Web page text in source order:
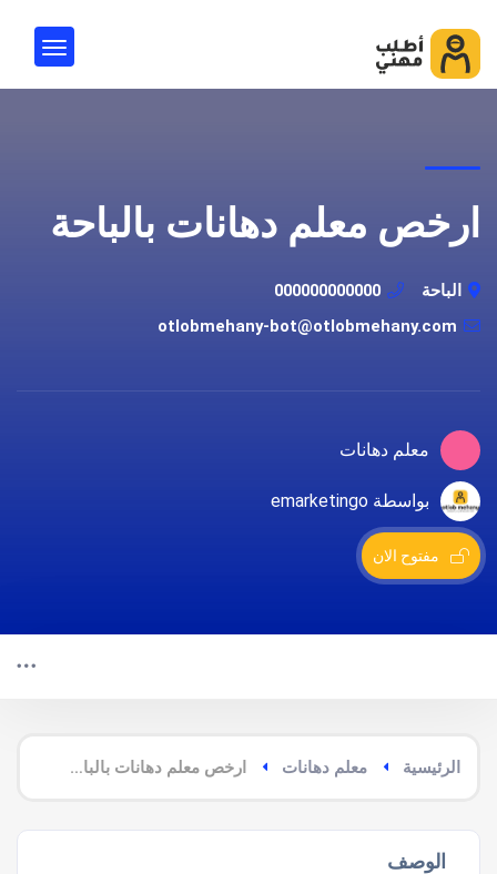
ارخص معلم دهانات بالباحة
الباحة
000000000000
otlobmehany-bot@otlobmehany.com
معلم دهانات
بواسطة emarketingo
مفتوح الان
الرئيسية معلم دهانات ارخص معلم دهانات بالباحة
الوصف